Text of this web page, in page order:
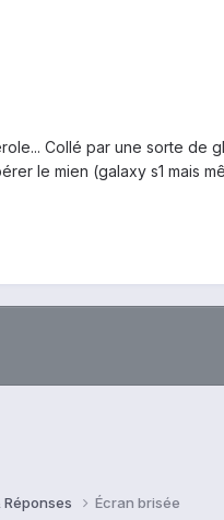
Collé par une sorte de
le mien (galaxy s1 mais
Réponses Écran brisée